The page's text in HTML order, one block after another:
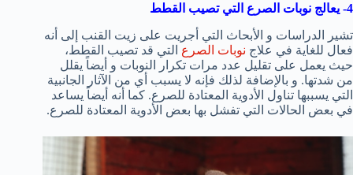
4- يعالج نوبات الصرع التي تصيب القطط
تشير الدراسات و الأبحاث التي أجريت على زيت القنب إلى أنه
فعال للغاية في علاج نوبات الصرع التي قد تصيب القطط،
حيث يعمل على تقليل عدد مرات تكرار النوبات و أيضاً يقلل
من شدتها. و بالإضافة لذلك فإنه لا يسبب أي من الآثار الجانبية
التي يسببها تناول الأدوية المعتادة للصرع. كما أنه أيضاً يساعد
في بعض الحالات التي تفشل بها بعض الأدوية المعتادة للصرع.